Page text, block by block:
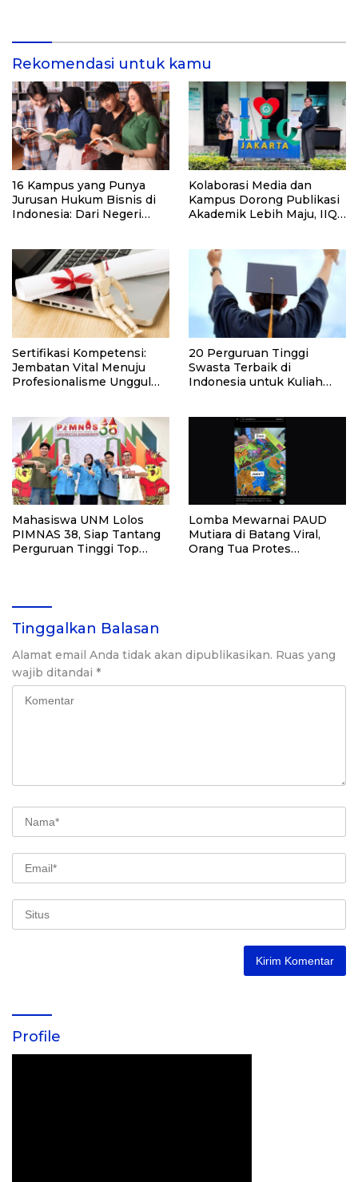
Rekomendasi untuk kamu
16 Kampus yang Punya
Jurusan Hukum Bisnis di
Indonesia: Dari Negeri
Kolaborasi Media dan
Kampus Dorong Publikasi
Akademik Lebih Maju, IIQ
Sertifikasi Kompetensi:
Jembatan Vital Menuju
Profesionalisme Unggul
20 Perguruan Tinggi
Swasta Terbaik di
Indonesia untuk Kuliah
Mahasiswa UNM Lolos
PIMNAS 38, Siap Tantang
Perguruan Tinggi Top
Lomba Mewarnai PAUD
Mutiara di Batang Viral,
Orang Tua Protes
Tinggalkan Balasan
Alamat email Anda tidak akan dipublikasikan. Ruas yang
wajib ditandai *
Profile